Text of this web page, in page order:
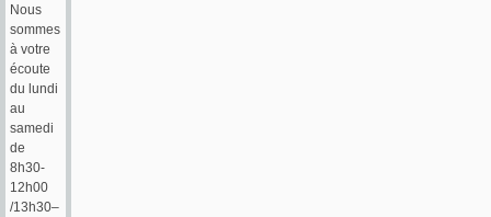
Nous
sommes
à votre
écoute
du lundi
au
samedi
de
8h30-
12h00
/13h30–